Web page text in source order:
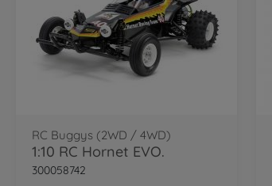
RC Buggys (2WD / 4WD)
1:10 RC Hornet EVO.
300058742